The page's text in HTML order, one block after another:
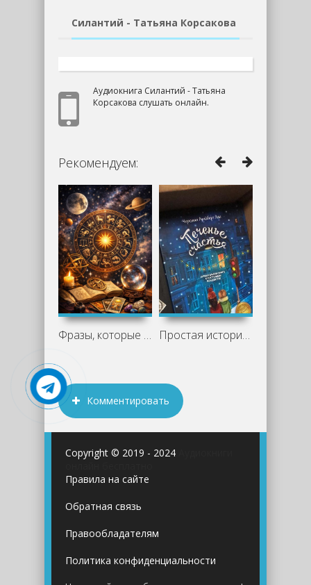
Силантий - Татьяна Корсакова
Аудиокнига Силантий - Татьяна
Корсакова слушать онлайн.
Рекомендуем:
Фразы, которые нельзя говорить знакам Простая история со вкусом ванили и тепла
Комментировать
Copyright © 2019 - 2024
Правила на сайте
Обратная связь
Правообладателям
Политика конфиденциальности